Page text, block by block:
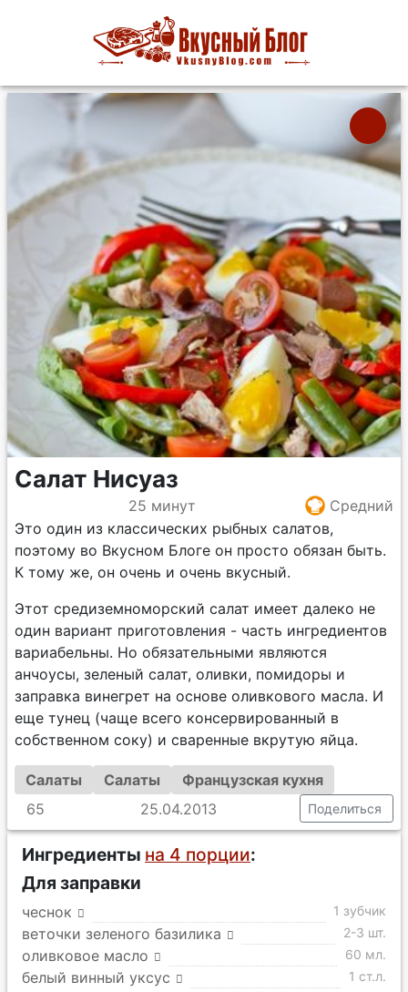
Салат Нисуаз
25 минут
Средний
Это один из классических рыбных салатов,
поэтому во Вкусном Блоге он просто обязан быть.
К тому же, он очень и очень вкусный.
Этот средиземноморский салат имеет далеко не
один вариант приготовления - часть ингредиентов
вариабельны. Но обязательными являются
анчоусы, зеленый салат, оливки, помидоры и
заправка винегрет на основе оливкового масла. И
еще тунец (чаще всего консервированный в
собственном соку) и сваренные вкрутую яйца.
Салаты Салаты
Французская кухня
65
25.04.2013 Поделиться
Ингредиенты на 4 порции:
Для заправки
чеснок 1 зубчик
веточки зеленого базилика 2-3 шт.
оливковое масло 60 мл.
белый винный уксус 1 ст.л.